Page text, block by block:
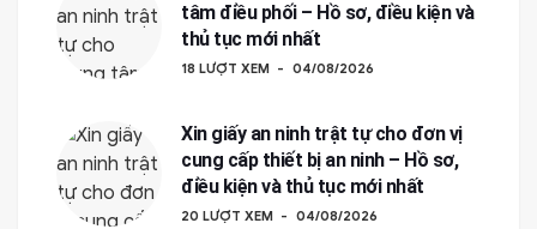
tâm điều phối – Hồ sơ, điều kiện và
thủ tục mới nhất
18 LƯỢT XEM 04/08/2026
Xin giấy an ninh trật tự cho đơn vị
cung cấp thiết bị an ninh – Hồ sơ,
điều kiện và thủ tục mới nhất
20 LƯỢT XEM 04/08/2026